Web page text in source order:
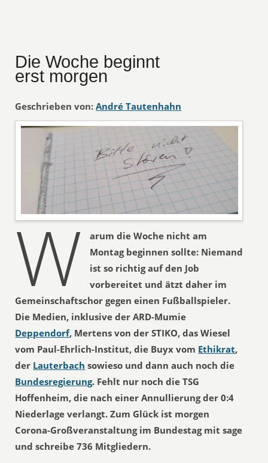
Die Woche beginnt
erst morgen
Geschrieben von: André Tautenhahn
W
arum die Woche nicht am
Montag beginnen sollte: Niemand
ist so richtig auf den Job
vorbereitet und ätzt daher im
Gemeinschaftschor gegen einen Fußballspieler.
Die Medien, inklusive der ARD-Mumie
Deppendorf, Mertens von der STIKO, das Wiesel
vom Paul-Ehrlich-Institut, die Buyx vom Ethikrat,
der Lauterbach sowieso und dann auch noch die
Bundesregierung. Fehlt nur noch die TSG
Hoffenheim, die nach einer Annullierung der 0:4
Niederlage verlangt. Zum Glück ist morgen
Corona-Großveranstaltung im Bundestag mit sage
und schreibe 736 Mitgliedern.